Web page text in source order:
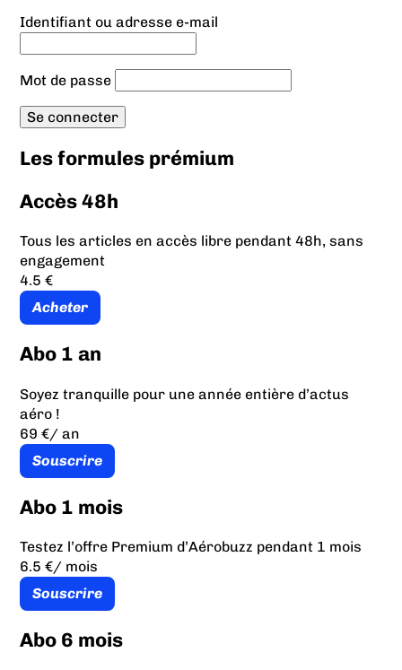
Identifiant ou adresse e-mail
Mot de passe
Les formules prémium
Accès 48h
Tous les articles en accès libre pendant 48h, sans
engagement
4.5 €
Acheter
Abo 1 an
Soyez tranquille pour une année entière d’actus
aéro !
69 €/ an
Souscrire
Abo 1 mois
Testez l’offre Premium d’Aérobuzz pendant 1 mois
6.5 €/ mois
Souscrire
Abo 6 mois